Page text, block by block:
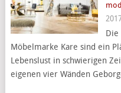
Die
Möbelmarke Kare sind ein
Lebenslust in schwierigen
eigenen vier Wänden